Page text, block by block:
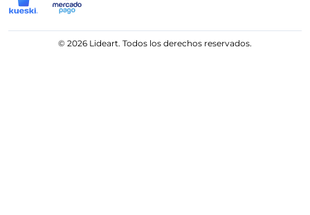
© 2026 Lideart. Todos los derechos reservados.